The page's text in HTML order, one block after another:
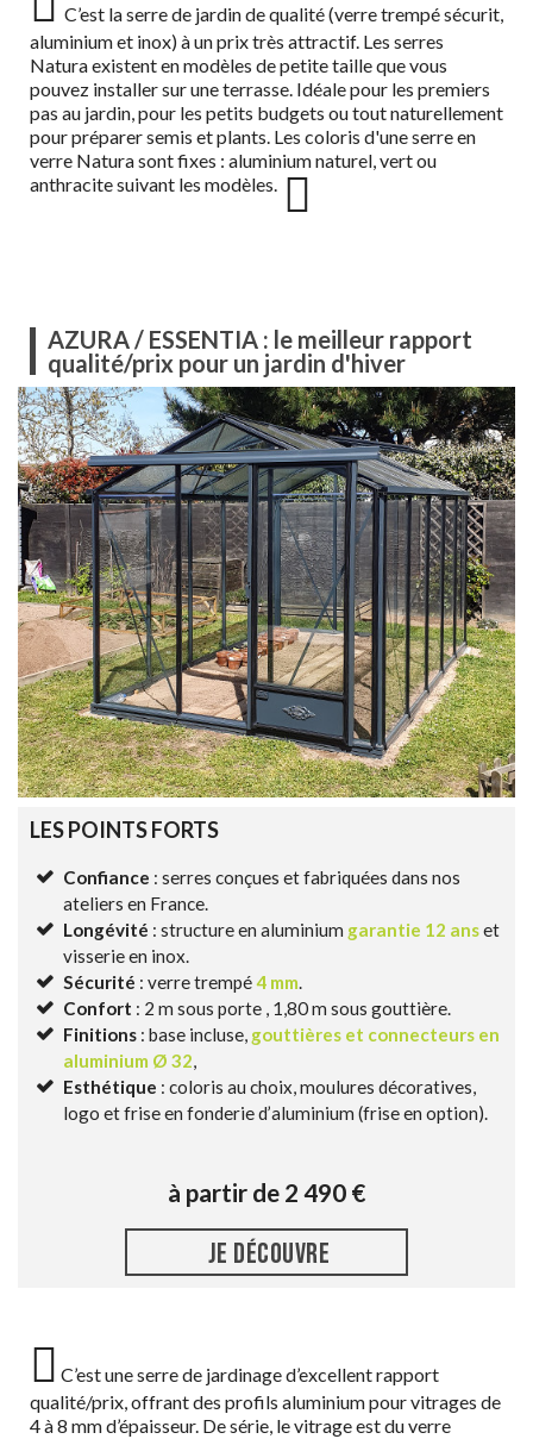
C’est la serre de jardin de qualité (verre trempé sécurit,
aluminium et inox) à un prix très attractif. Les serres
Natura existent en modèles de petite taille que vous
pouvez installer sur une terrasse. Idéale pour les premiers
pas au jardin, pour les petits budgets ou tout naturellement
pour préparer semis et plants. Les coloris d'une serre en
verre Natura sont fixes : aluminium naturel, vert ou
anthracite suivant les modèles.
AZURA / ESSENTIA : le meilleur rapport
qualité/prix pour un jardin d'hiver
LES POINTS FORTS
Confiance : serres conçues et fabriquées dans nos
ateliers en France.
Longévité : structure en aluminium garantie 12 anset
visserie en inox.
Sécurité : verre trempé4 mm.
Confort : 2 m sous porte , 1,80 m sous gouttière.
Finitions : base incluse, gouttières et connecteurs en
aluminium Ø 32,
Esthétique : coloris au choix, moulures décoratives,
logo et frise en fonderie d’aluminium (frise en option).
à partir de 2 490 €
JE DÉCOUVRE
C’est une serre de jardinage d’excellent rapport
qualité/prix, offrant des profils aluminium pour vitrages de
4 à 8 mm d’épaisseur. De série, le vitrage est du verre